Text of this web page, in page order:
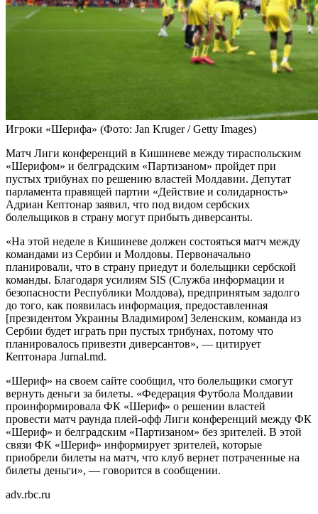
Игроки «Шерифа» (Фото: Jan Kruger / Getty Images)
Матч Лиги конференций в Кишиневе между тираспольским
«Шерифом» и белградским «Партизаном» пройдет при
пустых трибунах по решению властей Молдавии. Депутат
парламента правящей партии «Действие и солидарность»
Адриан Кептонар заявил, что под видом сербских
болельщиков в страну могут прибыть диверсанты.
«На этой неделе в Кишиневе должен состояться матч между
командами из Сербии и Молдовы. Первоначально
планировали, что в страну приедут и болельщики сербской
команды. Благодаря усилиям SIS (Служба информации и
безопасности Республики Молдова), предпринятым задолго
до того, как появилась информация, предоставленная
[президентом Украины Владимиром] Зеленским, команда из
Сербии будет играть при пустых трибунах, потому что
планировалось привезти диверсантов», — цитирует
Кептонара Jurnal.md.
«Шериф» на своем сайте сообщил, что болельщики смогут
вернуть деньги за билеты. «Федерация Футбола Молдавии
проинформировала ФК «Шериф» о решении властей
провести матч раунда плей-офф Лиги конференций между ФК
«Шериф» и белградским «Партизаном» без зрителей. В этой
связи ФК «Шериф» информирует зрителей, которые
приобрели билеты на матч, что клуб вернет потраченные на
билеты деньги», — говорится в сообщении.
adv.rbc.ru